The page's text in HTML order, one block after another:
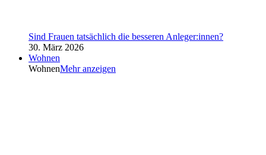
Sind Frauen tatsächlich die besseren Anleger:innen?
30. März 2026
Wohnen
WohnenMehr anzeigen